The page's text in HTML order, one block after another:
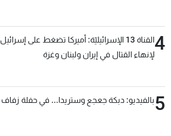
4
القناة 13 الإسرائيليّة: أميركا تضغط على إسرائيل
لإنهاء القتال في إيران ولبنان وغزة
5بالفيديو: دبكة جعجع وستريدا... في حفلة زفاف